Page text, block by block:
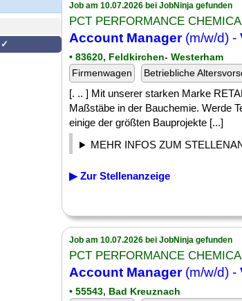
Job am 10.07.2026 bei JobNinja gefunden
PCT PERFORMANCE
Account Manager(m/w/d) -
• 83620, Feldkirchen- Westerham
Firmenwagen
Betriebliche
[. .. ] Mit unserer starken Marke
Maßstäbe in der Bauchemie. Werde
einige der größten Bauprojekte [...]
MEHR INFOS ZUM
▶ Zur Stellenanzeige
Job am 10.07.2026 bei JobNinja gefunden
PCT PERFORMANCE
Account Manager(m/w/d) -
• 55543, Bad Kreuznach